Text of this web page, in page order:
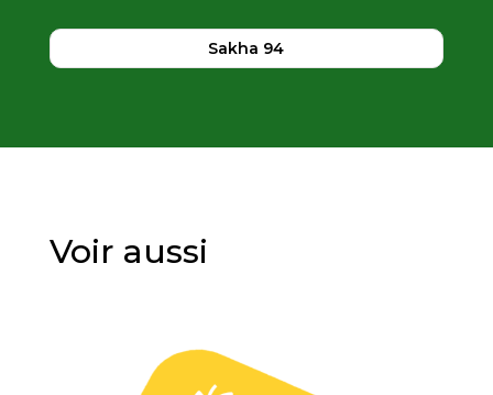
Sakha 94
Voir aussi